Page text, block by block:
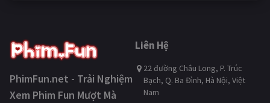
PhimFun.net - Trải Nghiệm
Xem Phim Fun Mượt Mà
Liên Hệ
22 đường Châu Long, P. Trúc
Bạch, Q. Ba Đình, Hà Nội, Việt
Nam